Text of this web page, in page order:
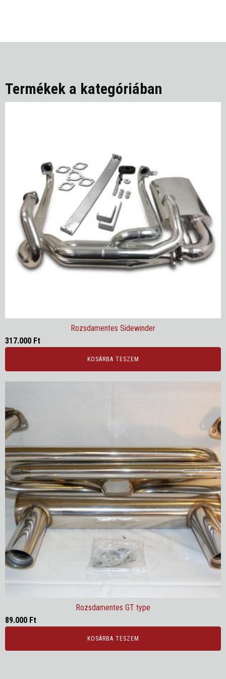
Termékek a kategóriában
Rozsdamentes Sidewinder
317.000 Ft
KOSÁRBA TESZEM
Rozsdamentes GT type
89.000 Ft
KOSÁRBA TESZEM